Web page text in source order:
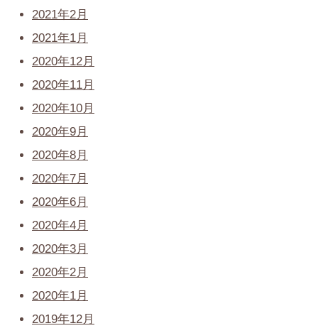
2021年2月
2021年1月
2020年12月
2020年11月
2020年10月
2020年9月
2020年8月
2020年7月
2020年6月
2020年4月
2020年3月
2020年2月
2020年1月
2019年12月